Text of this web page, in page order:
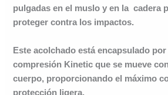
pulgadas en el muslo y en la cadera
proteger contra los impactos.
Este acolchado está encapsulado
compresión Kinetic que se mueve
cuerpo, proporcionando el máximo
protección ligera.